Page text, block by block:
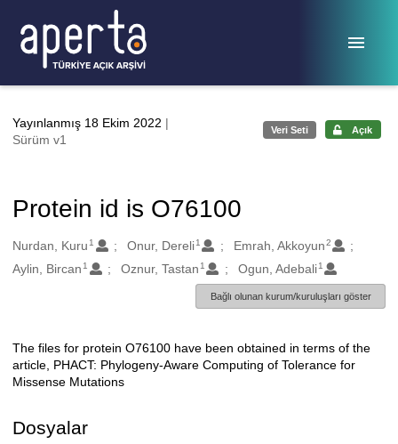
Yayınlanmış 18 Ekim 2022 |
Sürüm v1
Veri Seti Açık
Protein id is O76100
Oluşturanlar
Nurdan, Kuru 1 Onur, Dereli 1 Emrah, Akkoyun2
Aylin, Bircan 1 Oznur, Tastan 1 Ogun, Adebali 1
Bağlı olunan kurum/kuruluşları göster
Açıklama
The files for protein O76100 have been obtained in terms of the
article, PHACT: Phylogeny-Aware Computing of Tolerance for
Missense Mutations
Dosyalar